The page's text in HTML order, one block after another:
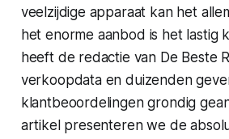
veelzijdige apparaat kan het
het enorme aanbod is het lastig
heeft de redactie van De Beste
verkoopdata en duizenden
klantbeoordelingen grondig
artikel presenteren we de